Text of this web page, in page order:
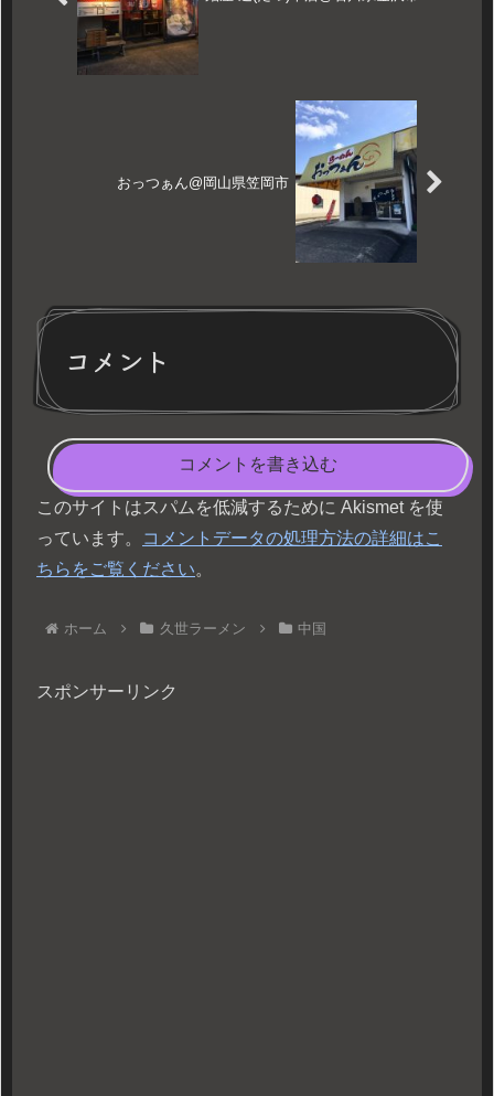
おっつぁん@岡山県笠岡市
コメント
コメントを書き込む
このサイトはスパムを低減するために Akismet を使
っています。
コメントデータの処理方法の詳細はこ
ちらをご覧ください。
ホーム 久世ラーメン 中国
スポンサーリンク